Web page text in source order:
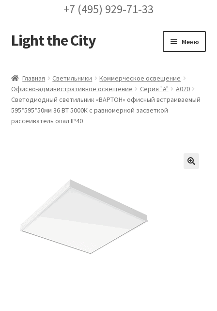
+7 (495) 929-71-33
Перейти
к
Перейти
к
Light the City Меню
FAQ про кронштейны
Заказ проекта освещения
Контакты
Главная Светильники
Коммерческое освещение
Офисно-административное освещение
Серия "A"
A070
Светодиодный светильник «ВАРТОН» офисный встраиваемый
595*595*50мм 36 ВТ 5000К с равномерной засветкой
рассеиватель опал IP40